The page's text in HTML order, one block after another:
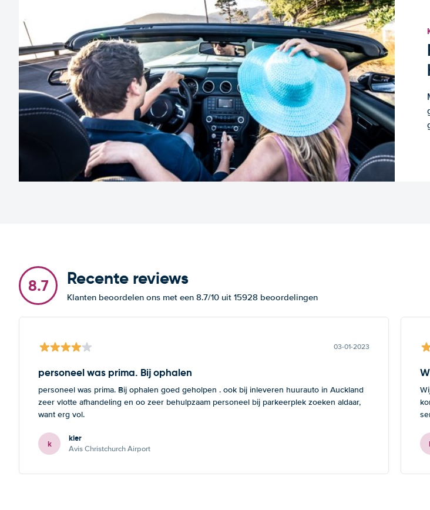
8.7 Recente reviews
Klanten beoordelen ons met een 8.7/10 uit 15928 beoordelingen
03-01-2023
personeel was prima. Bij ophalen
personeel was prima. Bij ophalen goed geholpen . ook bij inleveren huurauto in Auckland
zeer vlotte afhandeling en oo zeer behulpzaam personeel bij parkeerplek zoeken aldaar,
want erg vol.
k kier
Avis Christchurch Airport